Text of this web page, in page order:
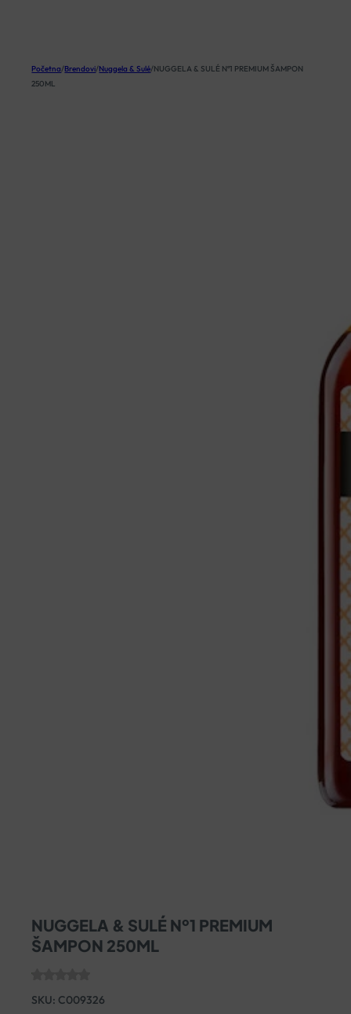
Početna/Brendovi/Nuggela & Sulé/NUGGELA & SULÉ Nº1 PREMIUM ŠAMPON
250ML
NUGGELA & SULÉ Nº1 PREMIUM
ŠAMPON 250ML
SKU: C009326